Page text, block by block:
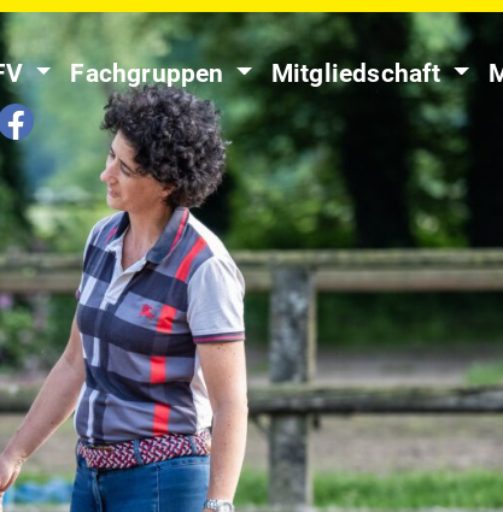
Fachgruppen Mitgliedschaft